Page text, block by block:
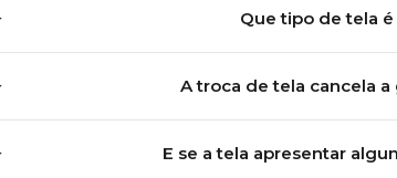
Que tipo de tela
A troca de tela cancela
E se a tela apresentar